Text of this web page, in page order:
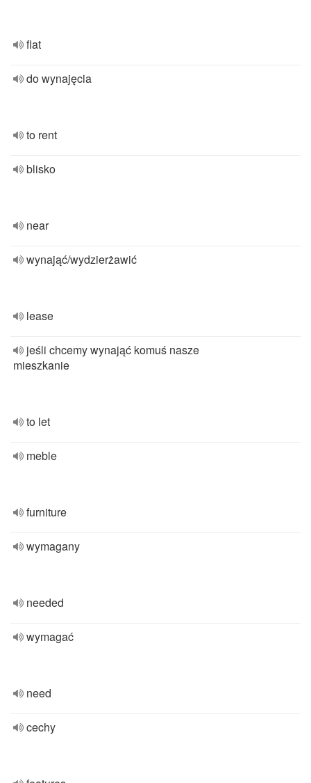
flat
do wynajęcia
to rent
blisko
near
wynająć/wydzierżawić
lease
jeśli chcemy wynająć komuś nasze
mieszkanie
to let
meble
furniture
wymagany
needed
wymagać
need
cechy